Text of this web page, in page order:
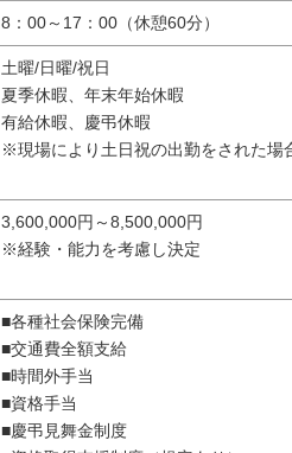
8：00～17：00（休憩60分）
土曜/日曜/祝日
夏季休暇、年末年始休暇
有給休暇、慶弔休暇
※現場により土日祝の出勤をされた場
3,600,000円～8,500,000円
※経験・能力を考慮し決定
■各種社会保険完備
■交通費全額支給
■時間外手当
■資格手当
■慶弔見舞金制度